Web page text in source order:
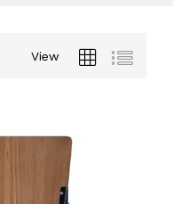
View